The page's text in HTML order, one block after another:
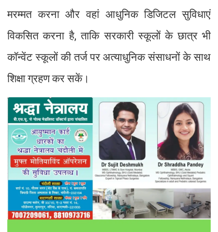
मरम्मत करना और वहां आधुनिक डिजिटल सुविधाएं
विकसित करना है, ताकि सरकारी स्कूलों के छात्र भी
कॉन्वेंट स्कूलों की तर्ज पर अत्याधुनिक संसाधनों के साथ
शिक्षा ग्रहण कर सकें।